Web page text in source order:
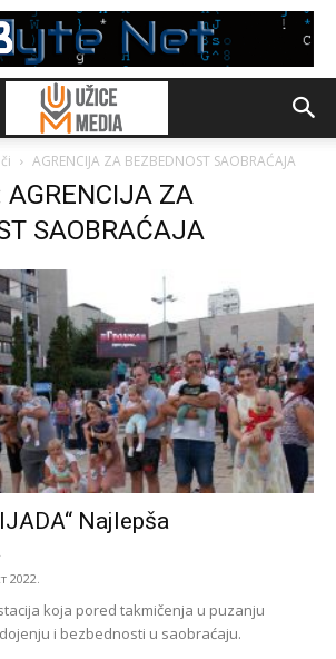
AGRENCIJA ZA BEZBEDNOST SAOBRAĆAJA
ZA
SAOBRAĆAJA
Najlepša
2022.
koja pored takmičenja u puzanju
i bezbednosti u saobraćaju.